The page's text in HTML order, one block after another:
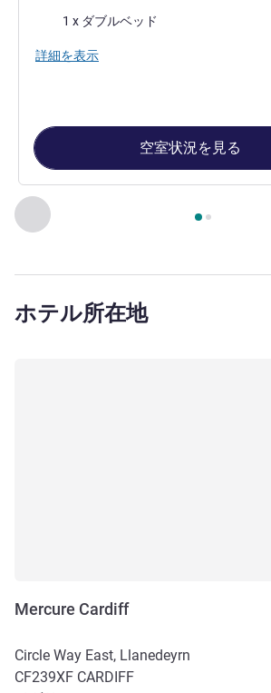
前に戻る - 客室
2 ページ中 , 客室 1 : Classic
1 x ダブルベッド
詳細を表示
空室状況を見る
ホテル所在地
Mercure Cardiff
Circle Way East, Llanedeyrn
CF239XF CARDIFF